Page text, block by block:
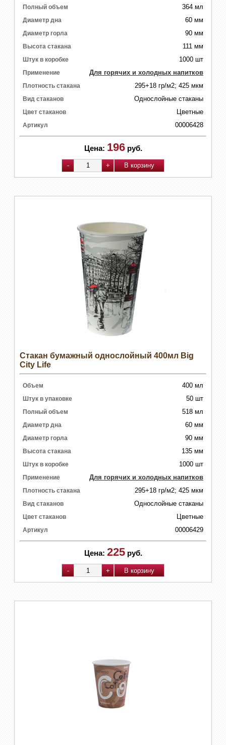
Полный объем 364 мл
Диаметр дна 60 мм
Диаметр горла 90 мм
Высота стакана 111 мм
Штук в коробке 1000 шт
Применение Для горячих и холодных напитков
Плотность стакана 295+18 гр/м2; 425 мкм
Вид стаканов Однослойные стаканы
Цвет стаканов Цветные
Артикул 00006428
Цена: 196 руб.
Стакан бумажный однослойный 400мл Big
City Life
Объем 400 мл
Штук в упаковке 50 шт
Полный объем 518 мл
Диаметр дна 60 мм
Диаметр горла 90 мм
Высота стакана 135 мм
Штук в коробке 1000 шт
Применение Для горячих и холодных напитков
Плотность стакана 295+18 гр/м2; 425 мкм
Вид стаканов Однослойные стаканы
Цвет стаканов Цветные
Артикул 00006429
Цена: 225 руб.